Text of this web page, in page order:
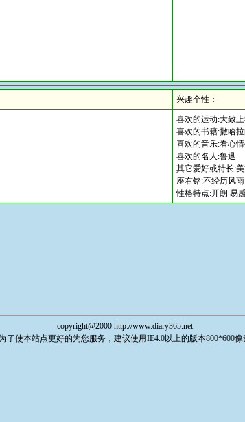
兴趣个性：
喜欢的运动:大致
喜欢的书籍:撒哈
喜欢的音乐:看心
喜欢的名人:鲁迅
其它爱好或特长:
座右铭:不经历风
性格特点:开朗 易
copyright@2000 http://www.diary365.net
为了使本站点更好的为您服务，建议使用IE4.0以上的版本800*600像